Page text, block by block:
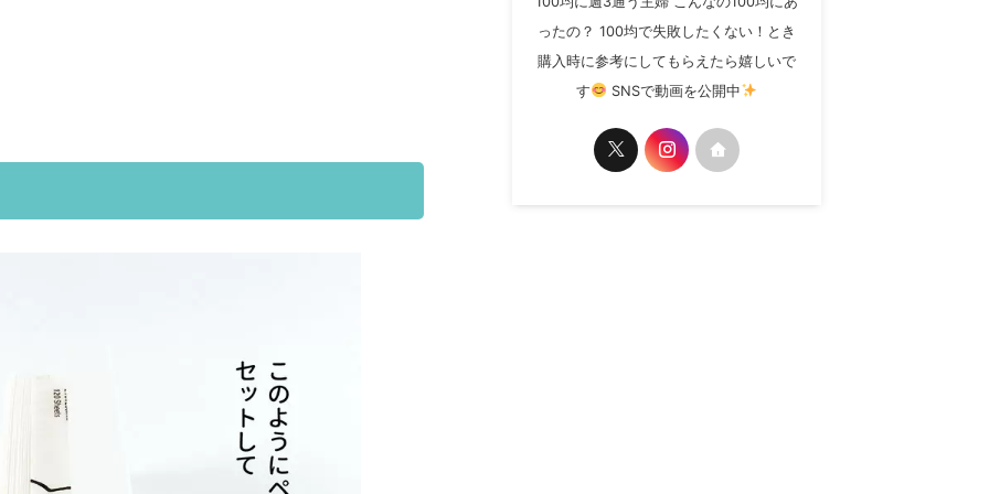
ったの？ 100均で失敗したくない！とき
購入時に参考にしてもらえたら嬉しいで
す
SNSで動画を公開中